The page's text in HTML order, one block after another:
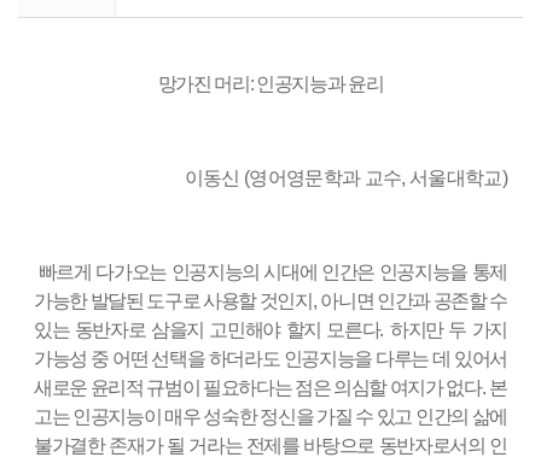
망가진 머리 : 인공지능과 윤리
이동신 (영어영문학과 교수, 서울대학교)
빠르게 다가오는 인공지능의 시대에 인간은 인공지능을 통제
가능한 발달된 도구로 사용할 것인지 , 아니면 인간과 공존할 수
있는 동반자로 삼을지 고민해야 할지 모른다. 하지만 두 가지
가능성 중 어떤 선택을 하더라도 인공지능을 다루는 데 있어서
새로운 윤리적 규범이 필요하다는 점은 의심할 여지가 없다. 본
고는 인공지능이 매우 성숙한 정신을 가질 수 있고 인간의 삶에
불가결한 존재가 될 거라는 전제를 바탕으로 동반자로서의 인